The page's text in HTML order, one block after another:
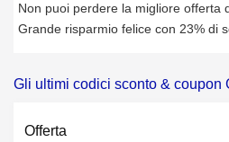
Non puoi perdere la migliore offerta
Grande risparmio felice con 23% di
Gli ultimi codici sconto & coupon
Offerta